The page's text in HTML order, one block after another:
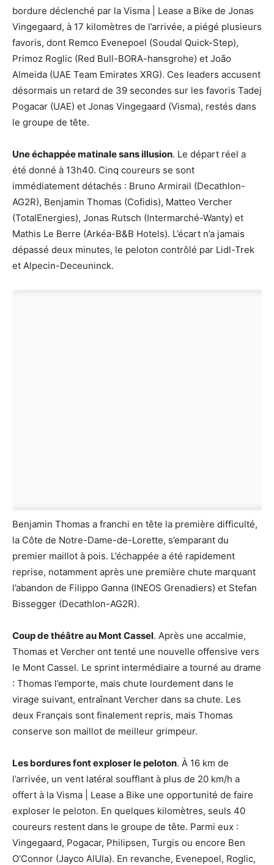
bordure déclenché par la Visma | Lease a Bike de Jonas
Vingegaard, à 17 kilomètres de l’arrivée, a piégé plusieurs
favoris, dont Remco Evenepoel (Soudal Quick-Step),
Primoz Roglic (Red Bull-BORA-hansgrohe) et João
Almeida (UAE Team Emirates XRG). Ces leaders accusent
désormais un retard de 39 secondes sur les favoris Tadej
Pogacar (UAE) et Jonas Vingegaard (Visma), restés dans
le groupe de tête.
Une échappée matinale sans illusion. Le départ réel a
été donné à 13h40. Cinq coureurs se sont
immédiatement détachés : Bruno Armirail (Decathlon-
AG2R), Benjamin Thomas (Cofidis), Matteo Vercher
(TotalEnergies), Jonas Rutsch (Intermarché-Wanty) et
Mathis Le Berre (Arkéa-B&B Hotels). L’écart n’a jamais
dépassé deux minutes, le peloton contrôlé par Lidl-Trek
et Alpecin-Deceuninck.
Benjamin Thomas a franchi en tête la première difficulté,
la Côte de Notre-Dame-de-Lorette, s’emparant du
premier maillot à pois. L’échappée a été rapidement
reprise, notamment après une première chute marquant
l’abandon de Filippo Ganna (INEOS Grenadiers) et Stefan
Bissegger (Decathlon-AG2R).
Coup de théâtre au Mont Cassel. Après une accalmie,
Thomas et Vercher ont tenté une nouvelle offensive vers
le Mont Cassel. Le sprint intermédiaire a tourné au drame
: Thomas l’emporte, mais chute lourdement dans le
virage suivant, entraînant Vercher dans sa chute. Les
deux Français sont finalement repris, mais Thomas
conserve son maillot de meilleur grimpeur.
Les bordures font exploser le peloton. À 16 km de
l’arrivée, un vent latéral soufflant à plus de 20 km/h a
offert à la Visma | Lease a Bike une opportunité de faire
exploser le peloton. En quelques kilomètres, seuls 40
coureurs restent dans le groupe de tête. Parmi eux :
Vingegaard, Pogacar, Philipsen, Turgis ou encore Ben
O’Connor (Jayco AlUla). En revanche, Evenepoel, Roglic,